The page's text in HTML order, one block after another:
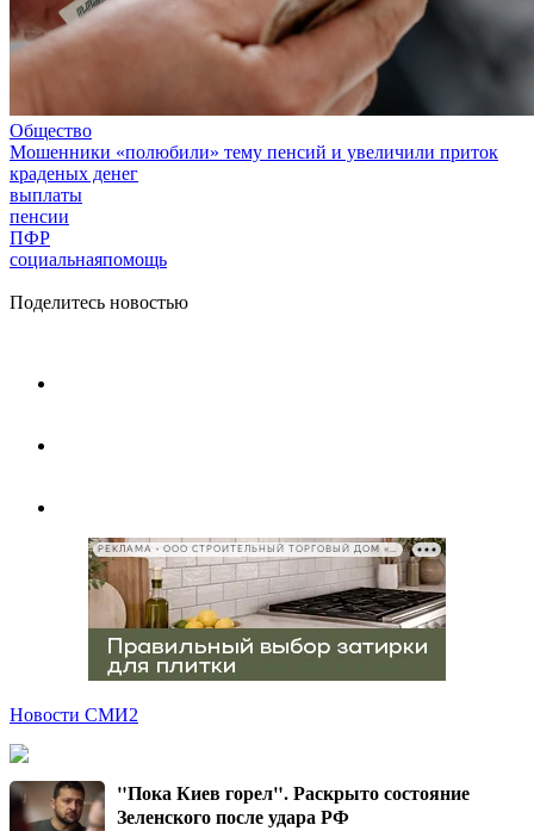
Общество
Мошенники «полюбили» тему пенсий и увеличили приток
краденых денег
выплаты
пенсии
ПФР
социальнаяпомощь
Поделитесь новостью
РЕКЛАМА • ООО СТРОИТЕЛЬНЫЙ ТОРГОВЫЙ ДОМ «ПЕТРОВИЧ», ИНН 7802348846
Новости СМИ2
"Пока Киев горел". Раскрыто состояние
Зеленского после удара РФ